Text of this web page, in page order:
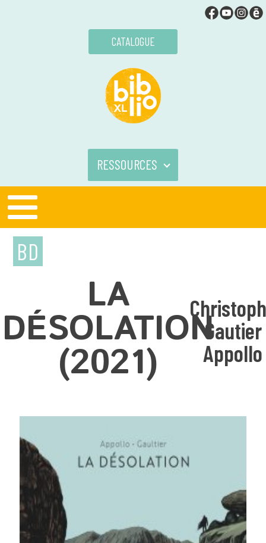
CATALOGUE
RESSOURCES
BD
LA
DÉSOLATION
(2021)
Gautier
Appollo